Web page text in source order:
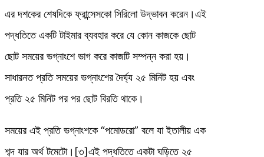
এর দশকের শেষদিকে ফ্রান্সেসকো সিরিলো উদ্ভাবন করেন।এই
পদ্ধতিতে একটি টাইমার ব্যবহার করে যে কোন কাজকে ছোট
ছোট সময়ের ভগ্নাংশে ভাগ করে কাজটি সম্পন্ন করা হয়।
সাধারনত প্রতি সময়ের ভগ্নাংশের দৈর্ঘ্য ২৫ মিনিট হয় এবং
প্রতি ২৫ মিনিট পর পর ছোট বিরতি থাকে।
সময়ের এই প্রতি ভগ্নাংশকে “পমোডরো” বলে যা ইতালীয় এক
শব্দ যার অর্থ টমেটো।[৩]এই পদ্ধতিতে একটা ঘড়িতে ২৫